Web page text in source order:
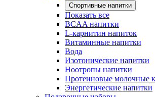
Спортивные напитки
Показать все
BCAA напитки
L-карнитин напиток
Витаминные напитки
Вода
Изотонические напитки
Ноотропы напитки
Протеиновые молочные
Энергетические напитки